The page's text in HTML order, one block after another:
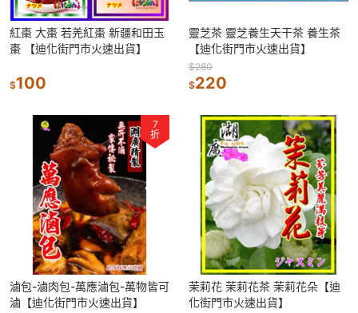
紅棗 大棗 若羌紅棗 新疆和田玉
棗 【迪化街門市火速出貨】
$100
靈芝茶 靈芝養生天干茶 養生茶
【迪化街門市火速出貨】
$280
$220
7
折
滷包-滷肉包-萬應滷包-萬物皆可
滷【迪化街門市火速出貨】
茉莉花 茉莉花茶 茉莉花朵【迪
化街門市火速出貨】